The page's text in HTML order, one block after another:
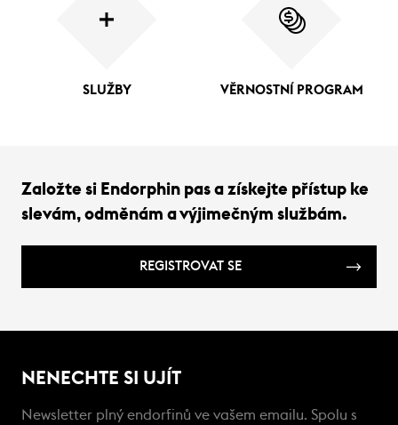
SLUŽBY VĚRNOSTNÍ PROGRAM
Založte si Endorphin pas a získejte přístup ke
slevám, odměnám a výjimečným službám.
REGISTROVAT SE
NENECHTE SI UJÍT
Newsletter plný endorfinů ve vašem emailu. Spolu s